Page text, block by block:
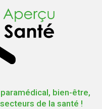
bien-être,
de la santé !